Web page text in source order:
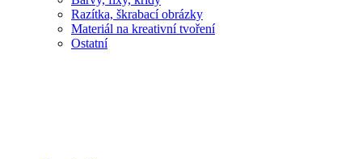
Razítka, škrabací obrázky
Materiál na kreativní tvoření
Ostatní